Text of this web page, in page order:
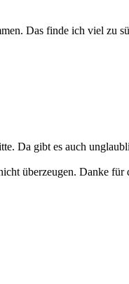
Das finde ich viel zu
Da gibt es auch
überzeugen. Danke